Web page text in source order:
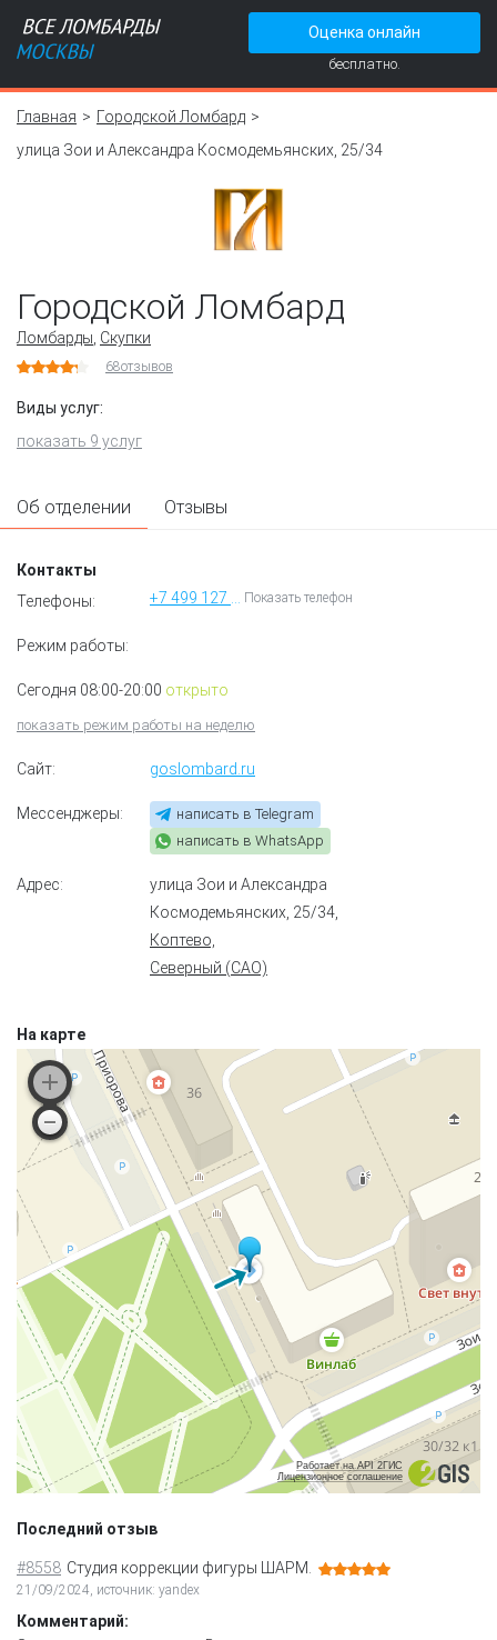
Оценка онлайн
бесплатно.
Главная
Городской Ломбард
улица Зои и Александра Космодемьянских, 25/34
Городской Ломбард
Ломбарды Скупки
68отзывов
Виды услуг:
показать 9 услуг
Об отделении Отзывы
Контакты
Телефоны:
Показать телефон
Режим работы:
Сегодня 08:00-20:00 открыто
показать режим работы на неделю
Сайт: goslombard.ru
Мессенджеры:
написать в Telegram
написать в WhatsApp
Адрес:
улица Зои и Александра
Космодемьянских, 25/34
Коптево,
Северный (САО)
На карте
Работает на API 2ГИС
Лицензионное соглашение
Последний отзыв
#8558 Студия коррекции фигуры ШАРМ.
21/09/2024, источник: yandex
Комментарий: